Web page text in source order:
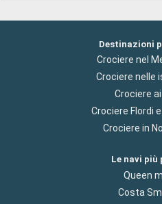
Destinazioni
Crociere nel
Crociere nelle
Crociere
Crociere Flordi
Crociere in
Le navi più
Queen
Costa